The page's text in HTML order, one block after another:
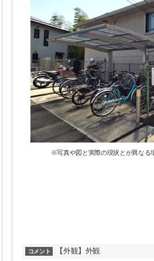
※写真や図と実際の現状とが異なる
コメント 【外観】外観